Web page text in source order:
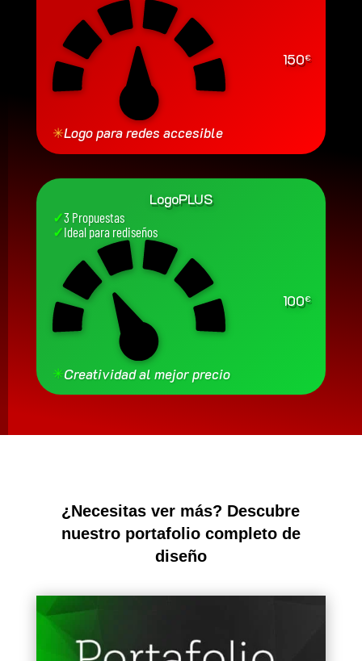
150€
✳Logo para redes accesible
LogoPLUS
✓3 Propuestas
✓Ideal para rediseños
100€
✳Creatividad al mejor precio
¿Necesitas ver más? Descubre
nuestro portafolio completo de
diseño